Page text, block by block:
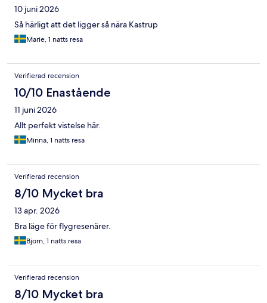
10 juni 2026
Så härligt att det ligger så nära Kastrup
Marie, 1 natts resa
Verifierad recension
10/10 Enastående
11 juni 2026
Allt perfekt vistelse här.
Minna, 1 natts resa
Verifierad recension
8/10 Mycket bra
13 apr. 2026
Bra läge för flygresenärer.
Bjorn, 1 natts resa
Verifierad recension
8/10 Mycket bra